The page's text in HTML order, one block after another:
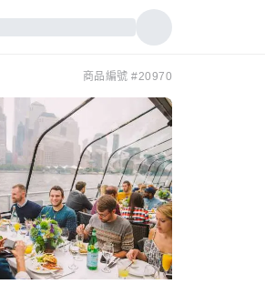
商品編號 #20970